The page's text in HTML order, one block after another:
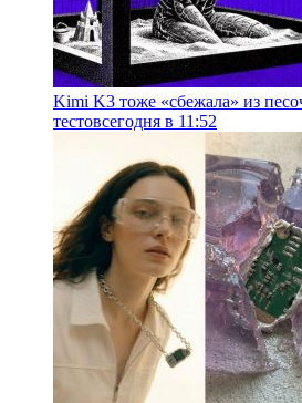
Kimi K3 тоже «сбежала» из
тестовсегодня в 11:52